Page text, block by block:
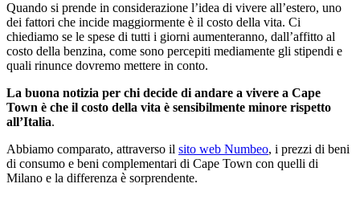
Quando si prende in considerazione l’idea di vivere all’estero, uno
dei fattori che incide maggiormente è il costo della vita. Ci
chiediamo se le spese di tutti i giorni aumenteranno, dall’affitto al
costo della benzina, come sono percepiti mediamente gli stipendi e
quali rinunce dovremo mettere in conto.
La buona notizia per chi decide di andare a vivere a Cape
Town è che il costo della vita è sensibilmente minore rispetto
all’Italia.
Abbiamo comparato, attraverso il sito web Numbeo, i prezzi di beni
di consumo e beni complementari di Cape Town con quelli di
Milano e la differenza è sorprendente.